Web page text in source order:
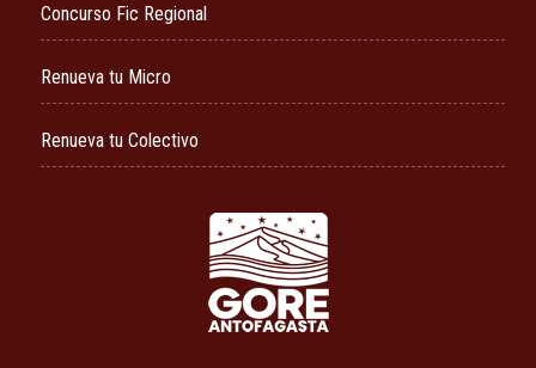
Concurso Fic Regional
Renueva tu Micro
Renueva tu Colectivo